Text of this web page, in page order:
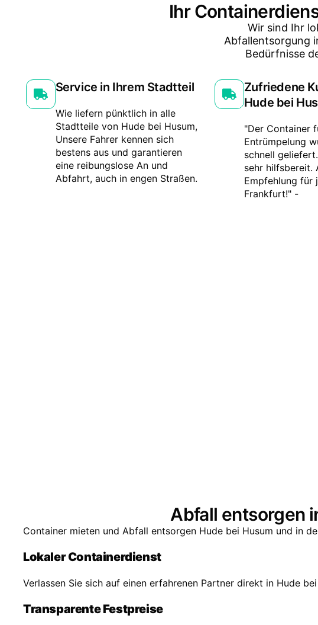
Ihr
Wir sind Ihr
Abfallentsorgung
Bedürfnisse
Service in Ihrem Stadtteil
Wie liefern pünktlich in alle
Stadtteile von Hude bei Husum,
Unsere Fahrer kennen sich
bestens aus und garantieren
eine reibungslose An und
Abfahrt, auch in engen Straßen.
Zufriedene
Hude bei
"Der Container
Entrümpelung
schnell
sehr hilfsbereit.
Empfehlung für
Frankfurt!" -
Abfall entsorgen
Container mieten und Abfall entsorgen Hude bei Husum und in
Lokaler Containerdienst
Verlassen Sie sich auf einen erfahrenen Partner direkt in Hude
Transparente Festpreise